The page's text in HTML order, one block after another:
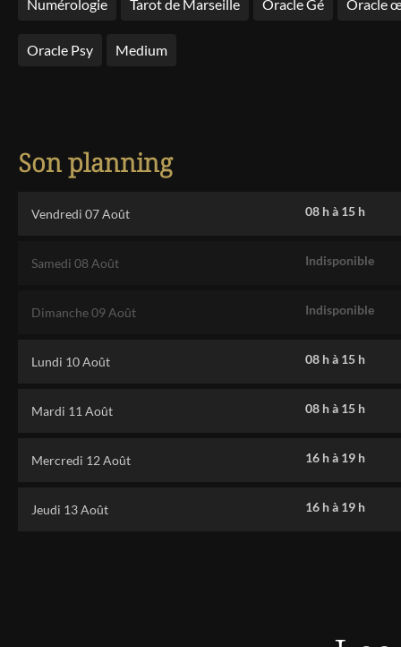
Numérologie Tarot de Marseille Oracle Gé Oracle
Oracle Psy Medium
Son planning
Vendredi 07 Août 08 hà 15 h
Samedi 08 Août Indisponible
Dimanche 09 Août Indisponible
Lundi 10 Août 08 hà 15 h
Mardi 11 Août 08 hà 15 h
Mercredi 12 Août 16 hà 19 h
Jeudi 13 Août 16 hà 19 h